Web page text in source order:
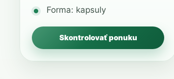
Forma: kapsuly
Skontrolovať ponuku